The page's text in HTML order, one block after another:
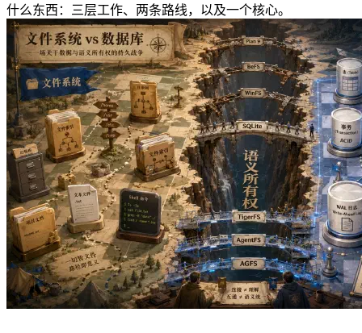
什么东西：三层工作、两条路线，以及一个核心。